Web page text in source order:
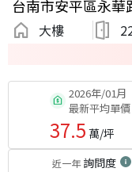
台南市安平區永
大樓
2026年/01月
最新平均單價
37.5 萬/坪
近一年詢問度